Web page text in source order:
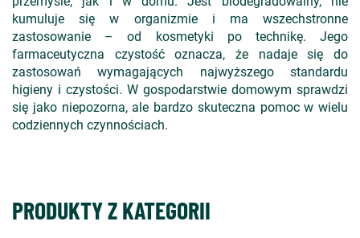
kumuluje się w organizmie i ma wszechstronne
zastosowanie – od kosmetyki po technikę. Jego
farmaceutyczna czystość oznacza, że nadaje się do
zastosowań wymagających najwyższego standardu
higieny i czystości. W gospodarstwie domowym sprawdzi
się jako niepozorna, ale bardzo skuteczna pomoc w wielu
codziennych czynnościach.
PRODUKTY Z KATEGORII